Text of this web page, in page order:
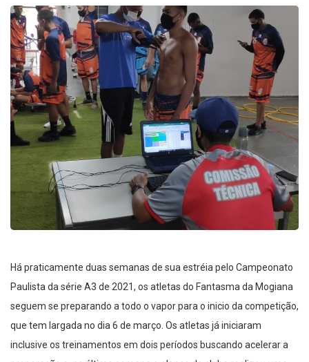
Há praticamente duas semanas de sua estréia pelo Campeonato
Paulista da série A3 de 2021, os atletas do Fantasma da Mogiana
seguem se preparando a todo o vapor para o inicio da competição,
que tem largada no dia 6 de março. Os atletas já iniciaram
inclusive os treinamentos em dois períodos buscando acelerar a